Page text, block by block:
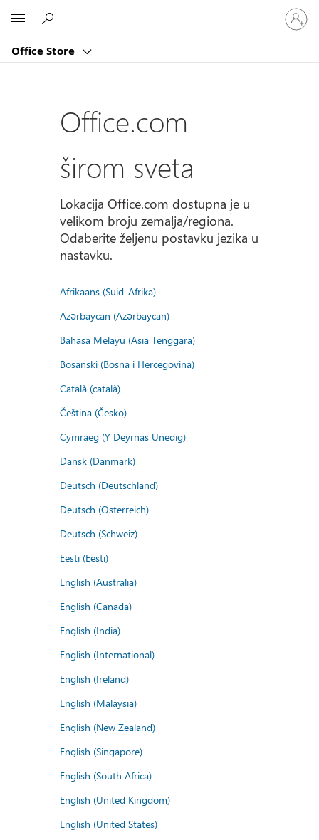
Office Store
Prijavite
se
na
Office.com
širom sveta
Lokacija Office.com dostupna je u
velikom broju zemalja/regiona.
Odaberite željenu postavku jezika u
nastavku.
Afrikaans (Suid-Afrika)
Azərbaycan (Azərbaycan)
Bahasa Melayu (Asia Tenggara)
Bosanski (Bosna i Hercegovina)
Català (català)
Čeština (Česko)
Cymraeg (Y Deyrnas Unedig)
Dansk (Danmark)
Deutsch (Deutschland)
Deutsch (Österreich)
Deutsch (Schweiz)
Eesti (Eesti)
English (Australia)
English (Canada)
English (India)
English (International)
English (Ireland)
English (Malaysia)
English (New Zealand)
English (Singapore)
English (South Africa)
English (United Kingdom)
English (United States)